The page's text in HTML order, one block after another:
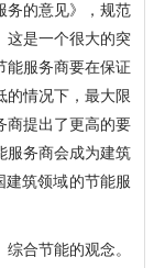
务的意见》，规范
这是一个很大的突
能服务商要在保证
的情况下，最大限
商提出了更高的要
服务商会成为建筑
建筑领域的节能服
合节能的观念。